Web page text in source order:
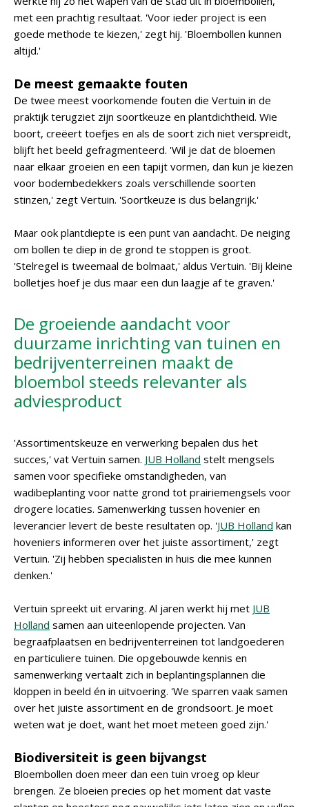
met een prachtig resultaat. 'Voor ieder project is een
goede methode te kiezen,' zegt hij. 'Bloembollen kunnen
altijd.'
De meest gemaakte fouten
De twee meest voorkomende fouten die Vertuin in de
praktijk terugziet zijn soortkeuze en plantdichtheid. Wie
boort, creëert toefjes en als de soort zich niet verspreidt,
blijft het beeld gefragmenteerd. 'Wil je dat de bloemen
naar elkaar groeien en een tapijt vormen, dan kun je kiezen
voor bodembedekkers zoals verschillende soorten
stinzen,' zegt Vertuin. 'Soortkeuze is dus belangrijk.'
Maar ook plantdiepte is een punt van aandacht. De neiging
om bollen te diep in de grond te stoppen is groot.
'Stelregel is tweemaal de bolmaat,' aldus Vertuin. 'Bij kleine
bolletjes hoef je dus maar een dun laagje af te graven.'
De groeiende aandacht voor
duurzame inrichting van tuinen en
bedrijventerreinen maakt de
bloembol steeds relevanter als
adviesproduct
'Assortimentskeuze en verwerking bepalen dus het
succes,' vat Vertuin samen. JUB Holland stelt mengsels
samen voor specifieke omstandigheden, van
wadibeplanting voor natte grond tot prairiemengsels voor
drogere locaties. Samenwerking tussen hovenier en
leverancier levert de beste resultaten op. 'JUB Holland kan
hoveniers informeren over het juiste assortiment,' zegt
Vertuin. 'Zij hebben specialisten in huis die mee kunnen
denken.'
Vertuin spreekt uit ervaring. Al jaren werkt hij met JUB
Holland samen aan uiteenlopende projecten. Van
begraafplaatsen en bedrijventerreinen tot landgoederen
en particuliere tuinen. Die opgebouwde kennis en
samenwerking vertaalt zich in beplantingsplannen die
kloppen in beeld én in uitvoering. 'We sparren vaak samen
over het juiste assortiment en de grondsoort. Je moet
weten wat je doet, want het moet meteen goed zijn.'
Biodiversiteit is geen bijvangst
Bloembollen doen meer dan een tuin vroeg op kleur
brengen. Ze bloeien precies op het moment dat vaste